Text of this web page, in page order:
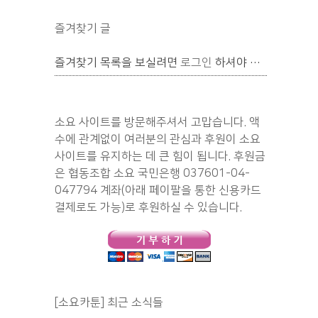
즐겨찾기 글
즐겨찾기 목록을 보실려면 로그인 하셔야 합니다.
소요 사이트를 방문해주셔서 고맙습니다. 액
수에 관계없이 여러분의 관심과 후원이 소요
사이트를 유지하는 데 큰 힘이 됩니다. 후원금
은 협동조합 소요 국민은행 037601-04-
047794 계좌(아래 페이팔을 통한 신용카드
결제로도 가능)로 후원하실 수 있습니다.
[소요카툰] 최근 소식들